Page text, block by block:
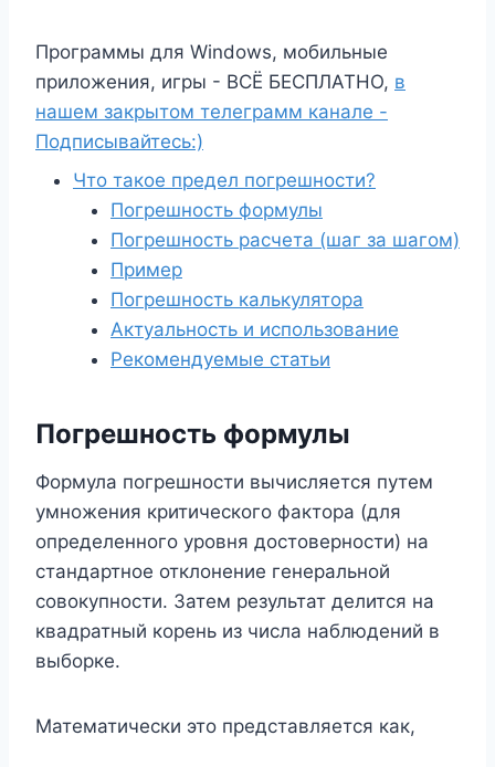
Программы для Windows, мобильные
приложения, игры - ВСЁ БЕСПЛАТНО, в
нашем закрытом телеграмм канале -
Подписывайтесь:)
Что такое предел погрешности?
Погрешность формулы
Погрешность расчета (шаг за шагом)
Пример
Погрешность калькулятора
Актуальность и использование
Рекомендуемые статьи
Погрешность формулы
Формула погрешности вычисляется путем
умножения критического фактора (для
определенного уровня достоверности) на
стандартное отклонение генеральной
совокупности. Затем результат делится на
квадратный корень из числа наблюдений в
выборке.
Математически это представляется как,